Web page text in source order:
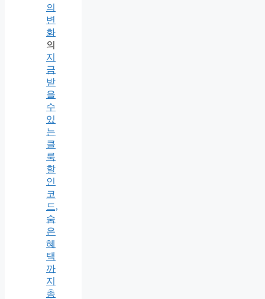
의
변
화
의
지
금
받
을
수
있
는
클
룩
할
인
코
드,
숨
은
혜
택
까
지
총